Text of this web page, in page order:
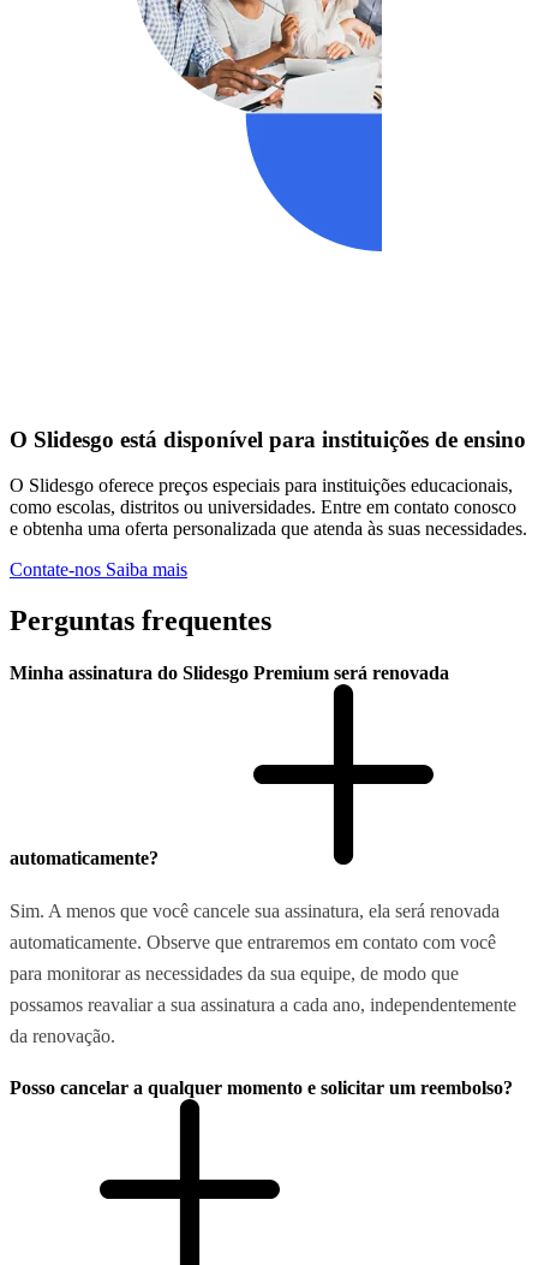
O Slidesgo está disponível para instituições de ensino
O Slidesgo oferece preços especiais para instituições educacionais,
como escolas, distritos ou universidades. Entre em contato conosco
e obtenha uma oferta personalizada que atenda às suas necessidades.
Contate-nos Saiba mais
Perguntas frequentes
Minha assinatura do Slidesgo Premium será renovada
automaticamente?
Sim. A menos que você cancele sua assinatura, ela será renovada
automaticamente. Observe que entraremos em contato com você
para monitorar as necessidades da sua equipe, de modo que
possamos reavaliar a sua assinatura a cada ano, independentemente
da renovação.
Posso cancelar a qualquer momento e solicitar um reembolso?